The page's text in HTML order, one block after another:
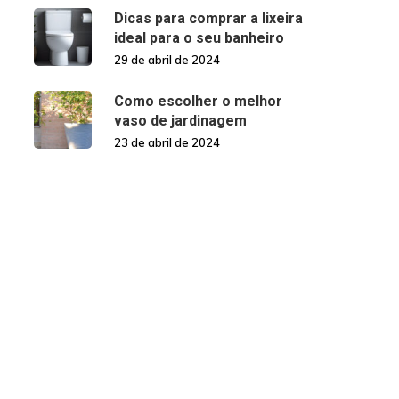
Dicas para comprar a lixeira
ideal para o seu banheiro
29 de abril de 2024
Como escolher o melhor
vaso de jardinagem
23 de abril de 2024